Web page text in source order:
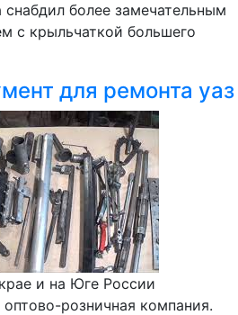
снабдил более замечательным
с крыльчаткой большего
для ремонта уаз
и на Юге России
розничная компания.